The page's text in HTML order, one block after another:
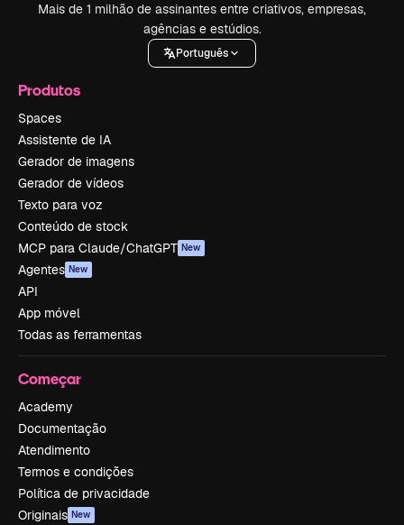
Mais de 1 milhão de assinantes entre criativos, empresas,
agências e estúdios.
Português
Produtos
Spaces
Assistente de IA
Gerador de imagens
Gerador de vídeos
Texto para voz
Conteúdo de stock
MCP para Claude/ChatGPT New
Agentes New
API
App móvel
Todas as ferramentas
Começar
Academy
Documentação
Atendimento
Termos e condições
Política de privacidade
Originais New